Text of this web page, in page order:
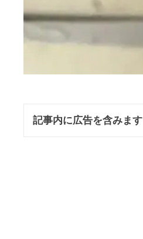
記事内に広告を含みます